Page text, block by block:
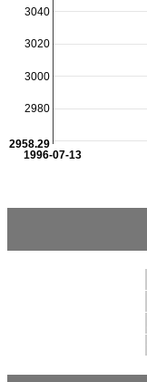
1996-07-13
2980
3000
3020
3040
2958.29